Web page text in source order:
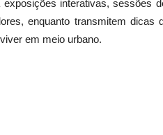
interativas, sessões
enquanto transmitem dicas
em meio urbano.